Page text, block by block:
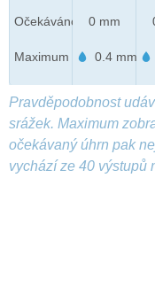
Očekáváno
Maximum
0 mm
0.4 mm
Pravděpodobnost
srážek. Maximum
očekávaný úhrn pak
vychází ze 40 výstupů